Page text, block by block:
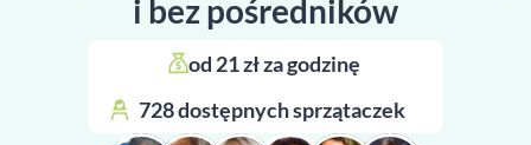
i bez pośredników
od 21 zł za godzinę
728 dostępnych sprzątaczek